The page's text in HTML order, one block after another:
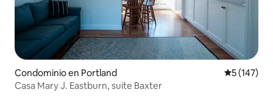
Condominio en Portland
5 (147)
Casa Mary J. Eastburn, suite Baxter